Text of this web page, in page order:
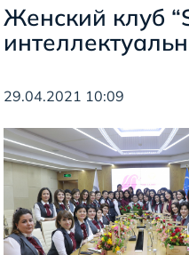
Женский клуб
29.04.2021 10:09